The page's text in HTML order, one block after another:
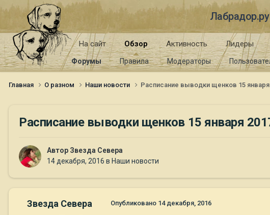
На сайт Обзор
Форумы Правила Модераторы
Активность Лидеры
Главная О разном Наши новости Расписание выводки щенков 15 января
Расписание выводки щенков 15 января
Автор Звезда Севера
14 декабря, 2016 в Наши новости
Звезда Севера Опубликовано 14 декабря, 2016